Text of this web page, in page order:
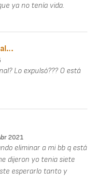
ya no tenía vida.
al…
Lo expulsó??? O está
2021
eliminar a mi bb q está
dijeron yo tenia siete
esperarlo tanto y